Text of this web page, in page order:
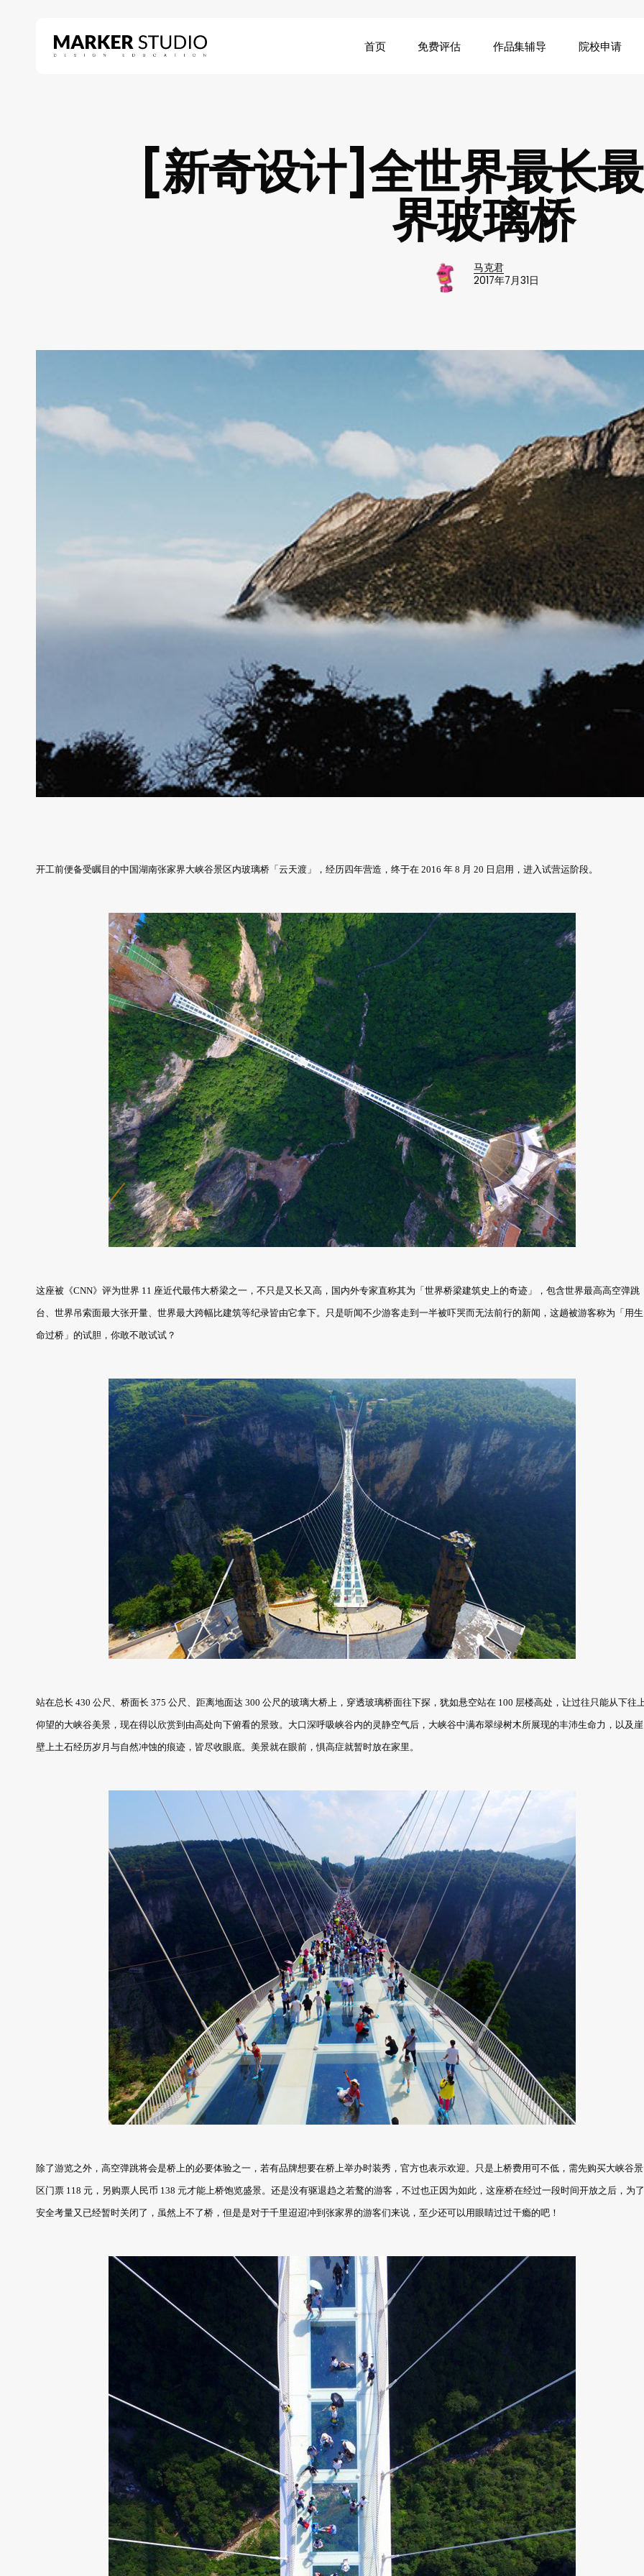
首页 免费评估 作品集辅导 院校申请
[新奇设计]全世界最长
界玻璃桥
马克君
2017年7月31日
开工前便备受瞩目的中国湖南张家界大峡谷景区内玻璃桥「云天渡」，经历四年营造，终于在 2016 年 8 月 20 日启用，进入试营运阶段。
这座被《CNN》评为世界 11 座近代最伟大桥梁之一，不只是又长又高，国内外专家直称其为「世界桥梁建筑史上的奇迹」，包含世界最高高空弹跳
台、世界吊索面最大张开量、世界最大跨幅比建筑等纪录皆由它拿下。只是听闻不少游客走到一半被吓哭而无法前行的新闻，这趟被游客称为「用生
命过桥」的试胆，你敢不敢试试？
站在总长 430 公尺、桥面长 375 公尺、距离地面达 300 公尺的玻璃大桥上，穿透玻璃桥面往下探，犹如悬空站在 100 层楼高处，让过往只能从下往
仰望的大峡谷美景，现在得以欣赏到由高处向下俯看的景致。大口深呼吸峡谷内的灵静空气后，大峡谷中满布翠绿树木所展现的丰沛生命力，以及崖
壁上土石经历岁月与自然冲蚀的痕迹，皆尽收眼底。美景就在眼前，惧高症就暂时放在家里。
除了游览之外，高空弹跳将会是桥上的必要体验之一，若有品牌想要在桥上举办时装秀，官方也表示欢迎。只是上桥费用可不低，需先购买大峡谷景
区门票 118 元，另购票人民币 138 元才能上桥饱览盛景。还是没有驱退趋之若鹜的游客，不过也正因为如此，这座桥在经过一段时间开放之后，为了
安全考量又已经暂时关闭了，虽然上不了桥，但是是对于千里迢迢冲到张家界的游客们来说，至少还可以用眼睛过过干瘾的吧！